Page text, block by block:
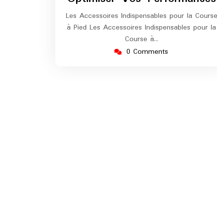
Les Accessoires Indispensables pour la Course
à Pied Les Accessoires Indispensables pour la
Course à…
0 Comments